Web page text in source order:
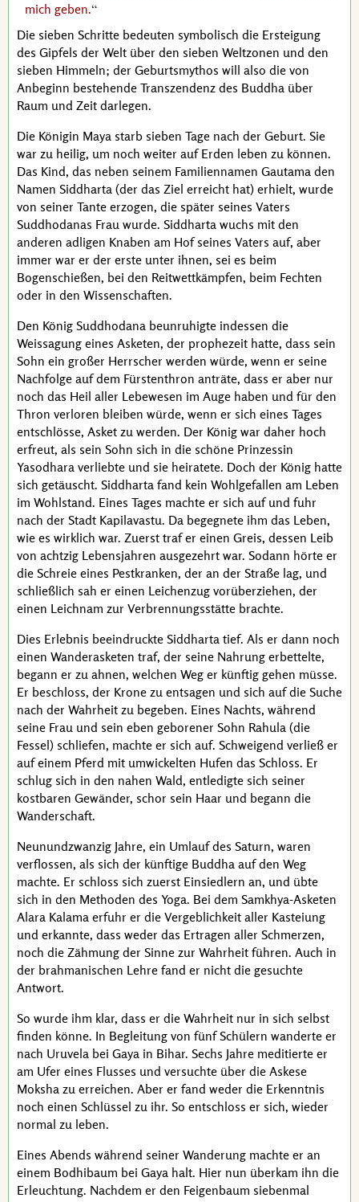
mich geben.
Die sieben Schritte bedeuten symbolisch die Ersteigung
des Gipfels der Welt über den sieben Weltzonen und den
sieben Himmeln; der Geburtsmythos will also die von
Anbeginn bestehende Transzendenz des Buddha über
Raum und Zeit darlegen.
Die Königin Maya starb sieben Tage nach der Geburt. Sie
war zu heilig, um noch weiter auf Erden leben zu können.
Das Kind, das neben seinem Familiennamen Gautama den
Namen Siddharta (der das Ziel erreicht hat) erhielt, wurde
von seiner Tante erzogen, die später seines Vaters
Suddhodanas Frau wurde. Siddharta wuchs mit den
anderen adligen Knaben am Hof seines Vaters auf, aber
immer war er der erste unter ihnen, sei es beim
Bogenschießen, bei den Reitwettkämpfen, beim Fechten
oder in den Wissenschaften.
Den König Suddhodana beunruhigte indessen die
Weissagung eines Asketen, der prophezeit hatte, dass sein
Sohn ein großer Herrscher werden würde, wenn er seine
Nachfolge auf dem Fürstenthron anträte, dass er aber nur
noch das Heil aller Lebewesen im Auge haben und für den
Thron verloren bleiben würde, wenn er sich eines Tages
entschlösse, Asket zu werden. Der König war daher hoch
erfreut, als sein Sohn sich in die schöne Prinzessin
Yasodhara verliebte und sie heiratete. Doch der König hatte
sich getäuscht. Siddharta fand kein Wohlgefallen am Leben
im Wohlstand. Eines Tages machte er sich auf und fuhr
nach der Stadt Kapilavastu. Da begegnete ihm das Leben,
wie es wirklich war. Zuerst traf er einen Greis, dessen Leib
von achtzig Lebensjahren ausgezehrt war. Sodann hörte er
die Schreie eines Pestkranken, der an der Straße lag, und
schließlich sah er einen Leichenzug vorüberziehen, der
einen Leichnam zur Verbrennungsstätte brachte.
Dies Erlebnis beeindruckte Siddharta tief. Als er dann noch
einen Wanderasketen traf, der seine Nahrung erbettelte,
begann er zu ahnen, welchen Weg er künftig gehen müsse.
Er beschloss, der Krone zu entsagen und sich auf die Suche
nach der Wahrheit zu begeben. Eines Nachts, während
seine Frau und sein eben geborener Sohn Rahula (die
Fessel) schliefen, machte er sich auf. Schweigend verließ er
auf einem Pferd mit umwickelten Hufen das Schloss. Er
schlug sich in den nahen Wald, entledigte sich seiner
kostbaren Gewänder, schor sein Haar und begann die
Wanderschaft.
Neunundzwanzig Jahre, ein Umlauf des Saturn, waren
verflossen, als sich der künftige Buddha auf den Weg
machte. Er schloss sich zuerst Einsiedlern an, und übte
sich in den Methoden des Yoga. Bei dem Samkhya-Asketen
Alara Kalama erfuhr er die Vergeblichkeit aller Kasteiung
und erkannte, dass weder das Ertragen aller Schmerzen,
noch die Zähmung der Sinne zur Wahrheit führen. Auch in
der brahmanischen Lehre fand er nicht die gesuchte
Antwort.
So wurde ihm klar, dass er die Wahrheit nur in sich selbst
finden könne. In Begleitung von fünf Schülern wanderte er
nach Uruvela bei Gaya in Bihar. Sechs Jahre meditierte er
am Ufer eines Flusses und versuchte über die Askese
Moksha zu erreichen. Aber er fand weder die Erkenntnis
noch einen Schlüssel zu ihr. So entschloss er sich, wieder
normal zu leben.
Eines Abends während seiner Wanderung machte er an
einem Bodhibaum bei Gaya halt. Hier nun überkam ihn die
Erleuchtung. Nachdem er den Feigenbaum siebenmal